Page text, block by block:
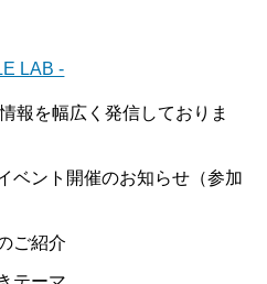
LAB -
報を幅広く発信しておりま
ベント開催のお知らせ（参加
ご紹介